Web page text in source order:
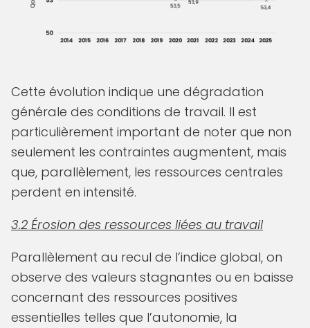
Cette évolution indique une dégradation
générale des conditions de travail. Il est
particulièrement important de noter que non
seulement les contraintes augmentent, mais
que, parallèlement, les ressources centrales
perdent en intensité.
3.2 Érosion des ressources liées au travail
Parallèlement au recul de l’indice global, on
observe des valeurs stagnantes ou en baisse
concernant des ressources positives
essentielles telles que l’autonomie, la